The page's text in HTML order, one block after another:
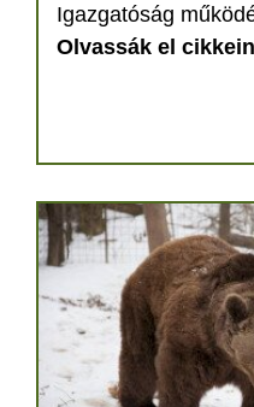
Igazgatóság
Olvassák el